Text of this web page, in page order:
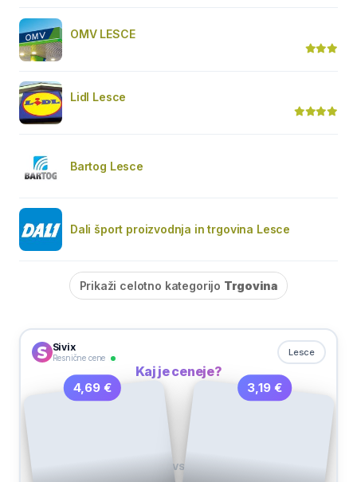
OMV LESCE
Lidl Lesce
Bartog Lesce
Dali šport proizvodnja in trgovina Lesce
Prikaži celotno kategorijo Trgovina
Sivix
Resnične cene
Lesce
Kaj je ceneje?
4,69 €
VS
3,19 €